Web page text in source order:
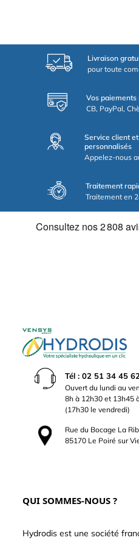
Livraison
pour toute
Vos paiements
CB, PayPal,
Service client
personnalisés
Appelez-nous
Traitement
Traitement en
Tél : 02 51 34 45 62
Ouvert du lundi au
8h à 12h30 et 13h45
(17h30 le vendredi)
Rue du Bocage La
85170 Le Poiré sur
QUI SOMMES-NOUS ?
Hydrodis est une société